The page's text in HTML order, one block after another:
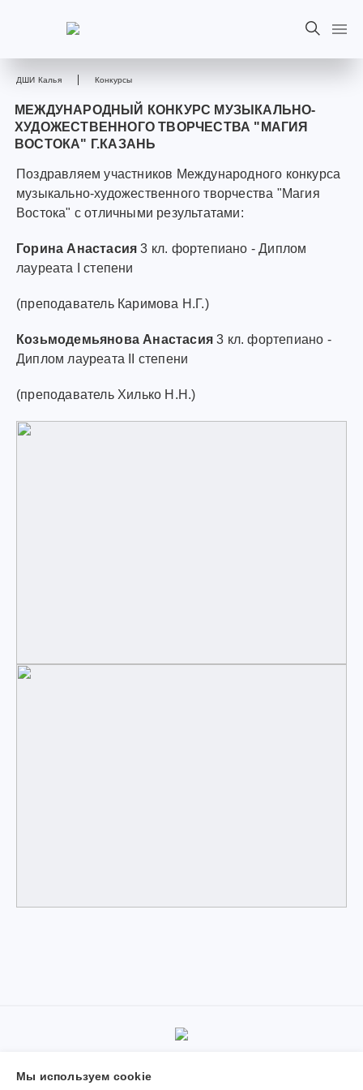
ДШИ Калья Конкурсы
МЕЖДУНАРОДНЫЙ КОНКУРС МУЗЫКАЛЬНО-
ХУДОЖЕСТВЕННОГО ТВОРЧЕСТВА "МАГИЯ
ВОСТОКА" Г.КАЗАНЬ
Поздравляем участников Международного конкурса
музыкально-художественного творчества "Магия
Востока" с отличными результатами:
Горина Анастасия 3 кл. фортепиано - Диплом
лауреата I степени
(преподаватель Каримова Н.Г.)
Козьмодемьянова Анастасия 3 кл. фортепиано -
Диплом лауреата II степени
(преподаватель Хилько Н.Н.)
© 2019-2026, Муниципальное автономное учреждение
дополнительного образования «Детская школа искусств поселка
Мы используем сookie